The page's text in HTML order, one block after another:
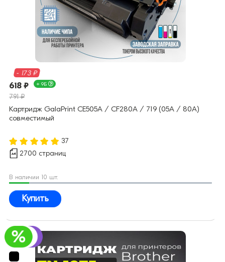
- 173 ₽
618 ₽ + 9Б
791 ₽
Картридж GalaPrint CE505A / CF280A / 719 (05A / 80A)
совместимый
37
2700 страниц
В наличии 10 шт.
Купить